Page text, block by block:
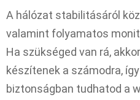
A hálózat stabilitásáról
valamint folyamatos
Ha szükséged van rá,
készítenek a számodra,
biztonságban tudhatod a